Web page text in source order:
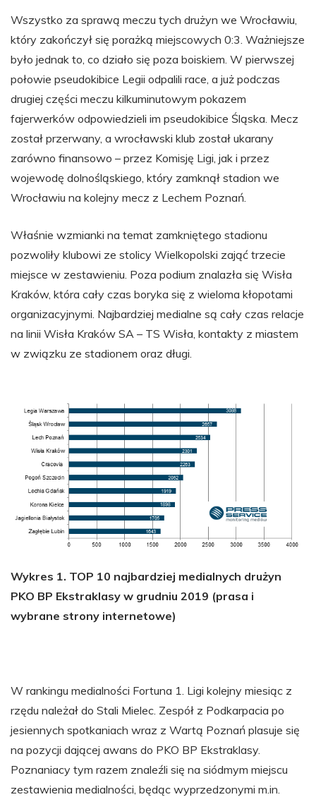
Wszystko za sprawą meczu tych drużyn we Wrocławiu,
który zakończył się porażką miejscowych 0:3. Ważniejsze
było jednak to, co działo się poza boiskiem. W pierwszej
połowie pseudokibice Legii odpalili race, a już podczas
drugiej części meczu kilkuminutowym pokazem
fajerwerków odpowiedzieli im pseudokibice Śląska. Mecz
został przerwany, a wrocławski klub został ukarany
zarówno finansowo – przez Komisję Ligi, jak i przez
wojewodę dolnośląskiego, który zamknął stadion we
Wrocławiu na kolejny mecz z Lechem Poznań.
Właśnie wzmianki na temat zamkniętego stadionu
pozwoliły klubowi ze stolicy Wielkopolski zająć trzecie
miejsce w zestawieniu. Poza podium znalazła się Wisła
Kraków, która cały czas boryka się z wieloma kłopotami
organizacyjnymi. Najbardziej medialne są cały czas relacje
na linii Wisła Kraków SA – TS Wisła, kontakty z miastem
w związku ze stadionem oraz długi.
Wykres 1. TOP 10 najbardziej medialnych drużyn
PKO BP Ekstraklasy w grudniu 2019 (prasa i
wybrane strony internetowe)
W rankingu medialności Fortuna 1. Ligi kolejny miesiąc z
rzędu należał do Stali Mielec. Zespół z Podkarpacia po
jesiennych spotkaniach wraz z Wartą Poznań plasuje się
na pozycji dającej awans do PKO BP Ekstraklasy.
Poznaniacy tym razem znaleźli się na siódmym miejscu
zestawienia medialności, będąc wyprzedzonymi m.in.